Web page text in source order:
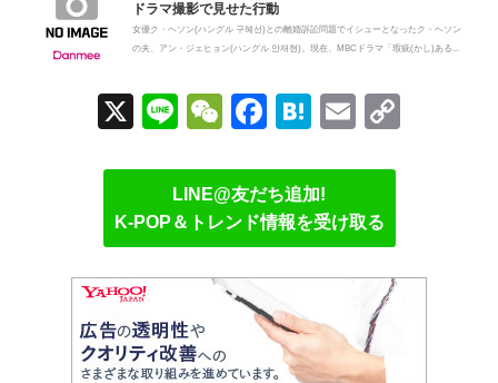
ドラマ撮影で見せた行動
女優ク・ヘソン(ハングル 구혜선)との離婚訴訟問題でイシューとなったク・ヘソン
の夫、アン・ジェヒョン(ハングル 안재현)。現在、MBCドラマ「瑕疵(かし)ある...
X
Li
e
W
C
h
at
F
c
e
b
o
o
k
H
e
n
a
E
ail
n
LINE@友だち追加!
K-POP＆トレンド情報を受け取る